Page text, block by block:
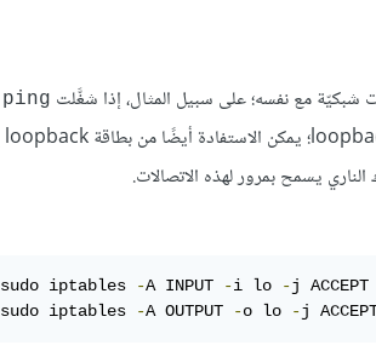
شبكيّة مع نفسه؛ على سبيل المثال، إذا شغَّلت ping
sudo iptables -A INPUT -i lo -j ACCEPT
sudo iptables
-A OUTPUT -o lo -j